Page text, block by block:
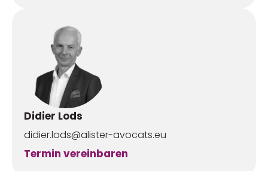
Didier Lods
didier.lods@alister-avocats.eu
Termin vereinbaren